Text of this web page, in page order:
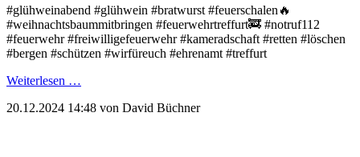
#glühweinabend #glühwein #bratwurst #feuerschalen🔥
#weihnachtsbaummitbringen #feuerwehrtreffurt🚒 #notruf112
#feuerwehr #freiwilligefeuerwehr #kameradschaft #retten #löschen
#bergen #schützen #wirfüreuch #ehrenamt #treffurt
Weiterlesen …
20.12.2024 14:48 von David Büchner